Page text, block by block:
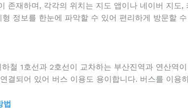
존재하며, 각각의 위치는 지도 앱이나 네이버 지도
정보를 한눈에 파악할 수 있어 편리하게 방문할
철 1호선과 2호선이 교차하는 부산진역과 연산역
결되어 있어 버스 이용도 용이합니다. 버스를 이용
법